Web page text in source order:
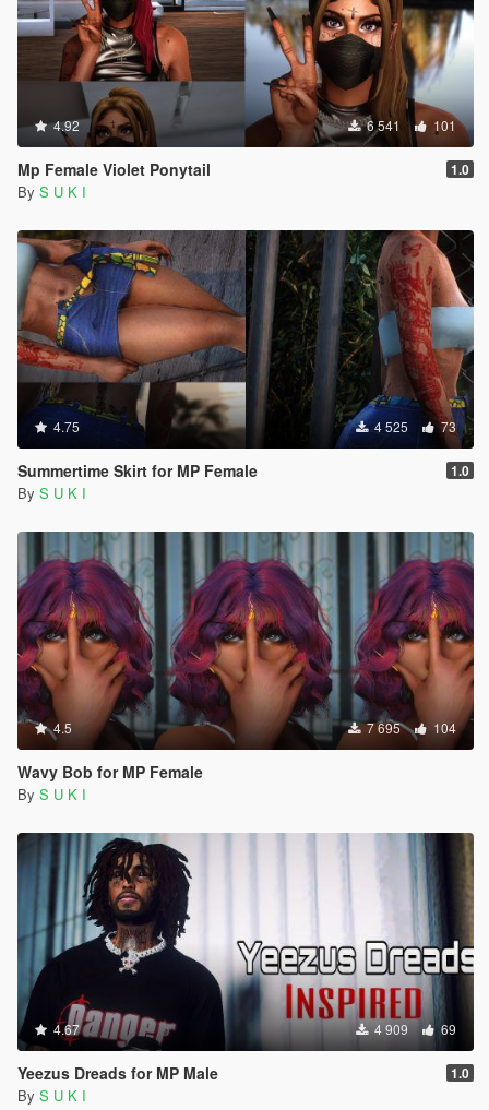
4.92 6 541 101
Mp Female Violet Ponytail 1.0
By S U K I
4.75 4 525 73
Summertime Skirt for MP Female 1.0
By S U K I
4.5 7 695 104
Wavy Bob for MP Female
By S U K I
4.67 4 909 69
Yeezus Dreads for MP Male 1.0
By S U K I